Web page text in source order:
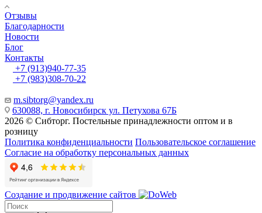
Отзывы
Благодарности
Новости
Блог
Контакты
+7 (913)940-77-35
+7 (983)308-70-22
m.sibtorg@yandex.ru
630088, г. Новосибирск ул. Петухова 67Б
2026 © Сибторг. Постельные принадлежности оптом и в
розницу
Политика конфиденциальности Пользовательское соглашение
Согласие на обработку персональных данных
Создание и продвижение сайтов